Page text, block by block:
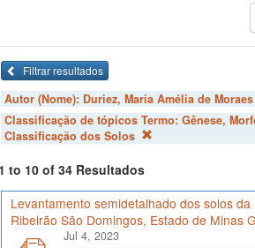
Filtrar resultados
Autor (Nome): Duriez, Maria Amélia de Moraes
Classificação de tópicos Termo: Gênese,
Classificação dos Solos
to 10 of 34 Resultados
Levantamento semidetalhado dos solos da
Ribeirão São Domingos, Estado de Minas
Jul 4, 2023